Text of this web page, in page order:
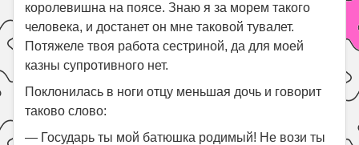
королевишна на поясе. Знаю я за морем такого
человека, и достанет он мне таковой тувалет.
Потяжеле твоя работа сестриной, да для моей
казны супротивного нет.
Поклонилась в ноги отцу меньшая дочь и говорит
таково слово:
— Государь ты мой батюшка родимый! Не вози ты